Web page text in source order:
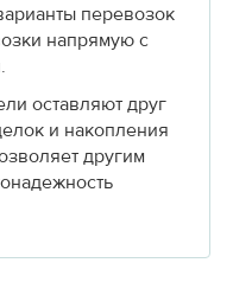
перевозок
напрямую с
оставляют друг
и накопления
другим